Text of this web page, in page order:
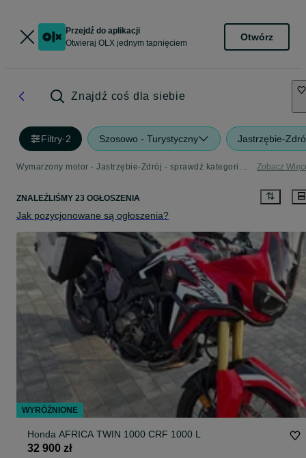
Przejdź do aplikacji
Otwieraj OLX jednym tapnięciem
Otwórz
Znajdź coś dla siebie
Filtry·2 Szosowo - Turystyczny Jastrzębie-
Wymarzony motor - Jastrzębie-Zdrój - sprawdź kategorię Szosowo - Turystyczny Zobacz
ZNALEŹLIŚMY 23 OGŁOSZENIA
Jak pozycjonowane są ogłoszenia?
Honda AFRICA TWIN 1000 CRF 1000 L
32 900 zł
WYRÓŻNIONE